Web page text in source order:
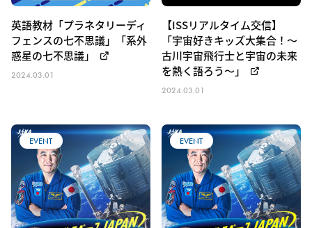
英語教材「プラネタリーディ
フェンスの七不思議」「系外
惑星の七不思議」
2024.03.01
【ISSリアルタイム交信】
「宇宙好きキッズ大集合！～
古川宇宙飛行士と宇宙の未来
を熱く語ろう～」
2024.03.01
EVENT EVENT